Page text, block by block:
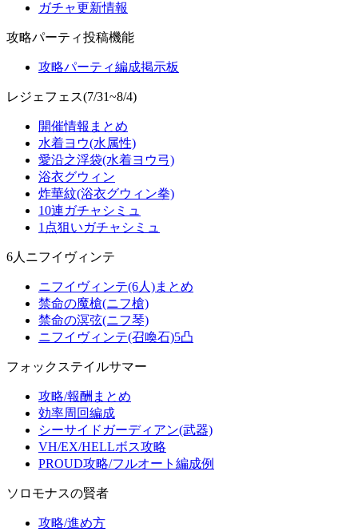
ガチャ更新情報
攻略パーティ投稿機能
攻略パーティ編成掲示板
レジェフェス(7/31~8/4)
開催情報まとめ
水着ヨウ(水属性)
愛沿之浮袋(水着ヨウ弓)
浴衣グウィン
炸華紋(浴衣グウィン拳)
10連ガチャシミュ
1点狙いガチャシミュ
6人ニフイヴィンテ
ニフイヴィンテ(6人)まとめ
禁命の魔槍(ニフ槍)
禁命の溟弦(ニフ琴)
ニフイヴィンテ(召喚石)5凸
フォックステイルサマー
攻略/報酬まとめ
効率周回編成
シーサイドガーディアン(武器)
VH/EX/HELLボス攻略
PROUD攻略/フルオート編成例
ソロモナスの賢者
攻略/進め方